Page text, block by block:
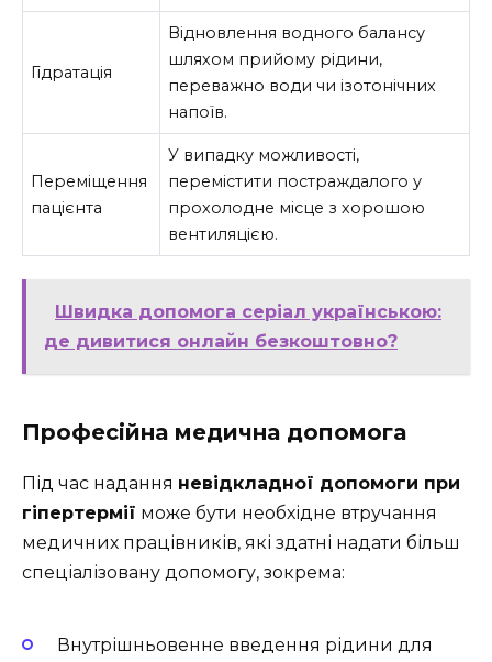
Гідратація
Відновлення водного балансу
шляхом прийому рідини,
переважно води чи ізотонічних
напоїв.
Переміщення
пацієнта
У випадку можливості,
перемістити постраждалого у
прохолодне місце з хорошою
вентиляцією.
Швидка допомога серіал українською:
де дивитися онлайн безкоштовно?
Професійна медична допомога
Під час надання невідкладної допомоги при
гіпертермії може бути необхідне втручання
медичних працівників, які здатні надати більш
спеціалізовану допомогу, зокрема:
Внутрішньовенне введення рідини для